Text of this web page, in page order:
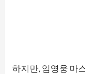
하지만, 임영웅 마